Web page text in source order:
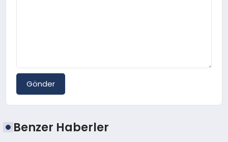
Gönder
Benzer Haberler